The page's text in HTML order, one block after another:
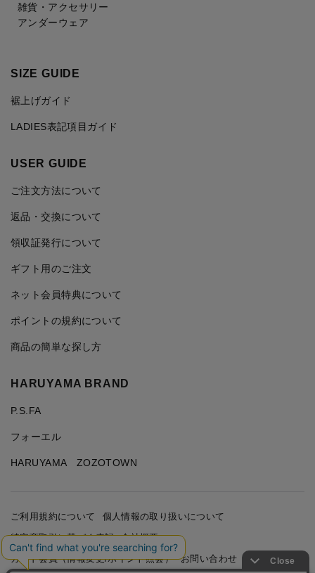
雑貨・アクセサリー
アンダーウェア
SIZE GUIDE
裾上げガイド
LADIES表記項目ガイド
USER GUIDE
ご注文方法について
返品・交換について
領収証発行について
ギフト用のご注文
ネット会員特典について
ポイントの規約について
商品の簡単な探し方
HARUYAMA BRAND
P.S.FA
フォーエル
HARUYAMA ZOZOTOWN
ご利用規約について
個人情報の取り扱いについて
特定商取引に基づく表記
会社概要
カード会員（情報変更/ポイント照会）
お問い合わせ